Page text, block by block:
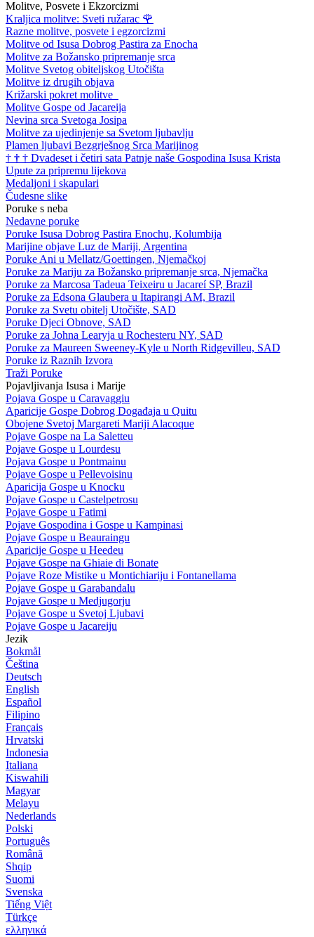
Molitve, Posvete i Ekzorcizmi
Kraljica molitve: Sveti ružarac 🌹
Razne molitve, posvete i egzorcizmi
Molitve od Isusa Dobrog Pastira za Enocha
Molitve za Božansko pripremanje srca
Molitve Svetog obiteljskog Utočišta
Molitve iz drugih objava
Križarski pokret molitve
Molitve Gospe od Jacareija
Nevina srca Svetoga Josipa
Molitve za ujedinjenje sa Svetom ljubavlju
Plamen ljubavi Bezgrješnog Srca Marijinog
† † † Dvadeset i četiri sata Patnje naše Gospodina Isusa Krista
Upute za pripremu lijekova
Medaljoni i skapulari
Čudesne slike
Poruke s neba
Nedavne poruke
Poruke Isusa Dobrog Pastira Enochu, Kolumbija
Marijine objave Luz de Mariji, Argentina
Poruke Ani u Mellatz/Goettingen, Njemačkoj
Poruke za Mariju za Božansko pripremanje srca, Njemačka
Poruke za Marcosa Tadeua Teixeiru u Jacareí SP, Brazil
Poruke za Edsona Glaubera u Itapirangi AM, Brazil
Poruke za Svetu obitelj Utočište, SAD
Poruke Djeci Obnove, SAD
Poruke za Johna Learyja u Rochesteru NY, SAD
Poruke za Maureen Sweeney-Kyle u North Ridgevilleu, SAD
Poruke iz Raznih Izvora
Traži Poruke
Pojavljivanja Isusa i Marije
Pojava Gospe u Caravaggiu
Aparicije Gospe Dobrog Događaja u Quitu
Obojene Svetoj Margareti Mariji Alacoque
Pojave Gospe na La Saletteu
Pojave Gospe u Lourdesu
Pojava Gospe u Pontmainu
Pojave Gospe u Pellevoisinu
Aparicija Gospe u Knocku
Pojave Gospe u Castelpetrosu
Pojave Gospe u Fatimi
Pojave Gospodina i Gospe u Kampinasi
Pojave Gospe u Beauraingu
Aparicije Gospe u Heedeu
Pojave Gospe na Ghiaie di Bonate
Pojave Roze Mistike u Montichiariju i Fontanellama
Pojave Gospe u Garabandalu
Pojave Gospe u Medjugorju
Pojave Gospe u Svetoj Ljubavi
Pojave Gospe u Jacareiju
Jezik
Bokmål
Čeština
Deutsch
English
Español
Filipino
Français
Hrvatski
Indonesia
Italiana
Kiswahili
Magyar
Melayu
Nederlands
Polski
Português
Română
Shqip
Suomi
Svenska
Tiếng Việt
Türkçe
ελληνικά